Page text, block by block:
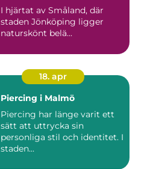
I hjärtat av Småland, där
staden Jönköping ligger
naturskönt belä...
18. apr
Piercing i Malmö
Piercing har länge varit ett
sätt att uttrycka sin
personliga stil och identitet. I
staden...